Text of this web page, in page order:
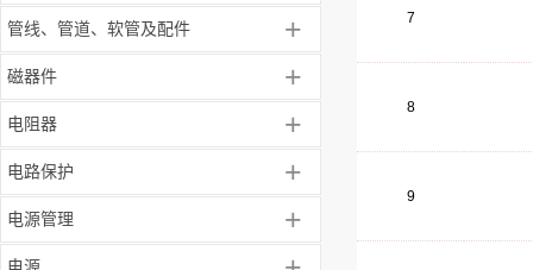
管线、管道、软管及配件 +
磁器件 +
电阻器 +
电路保护 +
电源管理 +
7
8
9